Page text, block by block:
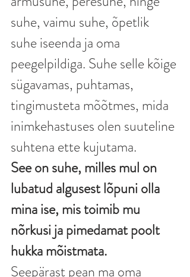
suhe, vaimu suhe, õpetlik
suhe iseenda ja oma
peegelpildiga. Suhe selle kõige
sügavamas, puhtamas,
tingimusteta mõõtmes, mida
inimkehastuses olen suuteline
suhtena ette kujutama.
See on suhe, milles mul on
lubatud algusest lõpuni olla
mina ise, mis toimib mu
nõrkusi ja pimedamat poolt
hukka mõistmata.
Seepärast pean ma oma